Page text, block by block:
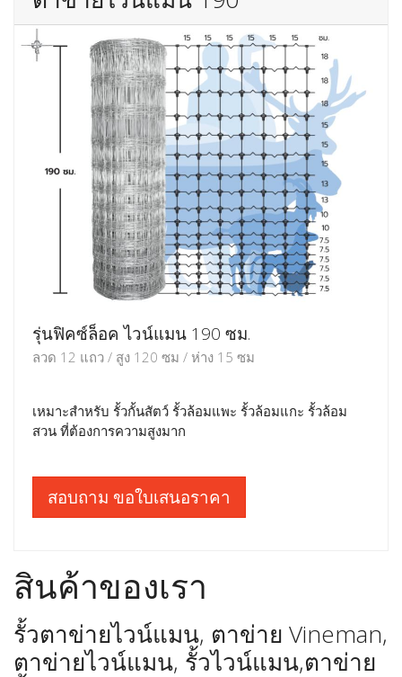
รุ่นฟิคซ์ล็อค ไวน์แมน 190 ซม.
ลวด 12 แถว / สูง 120 ซม / ห่าง 15 ซม
เหมาะสำหรับ รั้วกั้นสัตว์ รั้วล้อมแพะ รั้วล้อมแกะ รั้วล้อม
สวน ที่ต้องการความสูงมาก
สอบถาม ขอใบเสนอราคา
สินค้าของเรา
รั้วตาข่ายไวน์แมน, ตาข่าย Vineman,
ตาข่ายไวน์แมน, รั้วไวน์แมน,ตาข่าย